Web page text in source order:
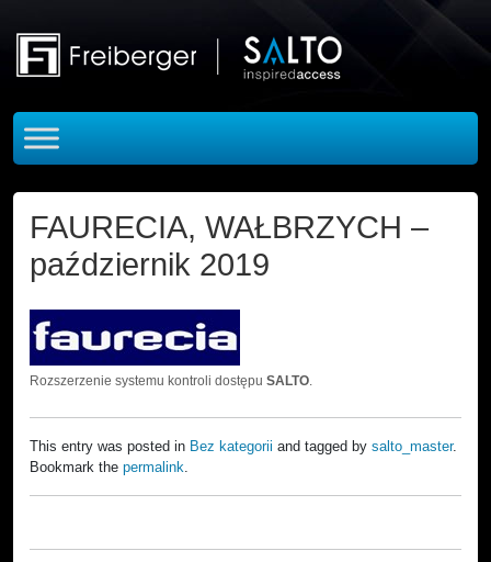
FAURECIA, WAŁBRZYCH –
październik 2019
Rozszerzenie systemu kontroli dostępu SALTO
This entry was posted in Bez kategorii and tagged by salto_master.
Bookmark the permalink